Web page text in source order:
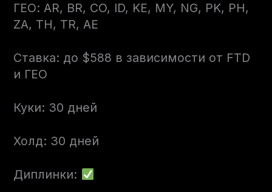
ГЕО: AR, BR, CO, ID, KE, MY, NG, PK, PH,
ZA, TH, TR, AE
Ставка: до $588 в зависимости от FTD
и ГЕО
Куки: 30 дней
Холд: 30 дней
Диплинки: